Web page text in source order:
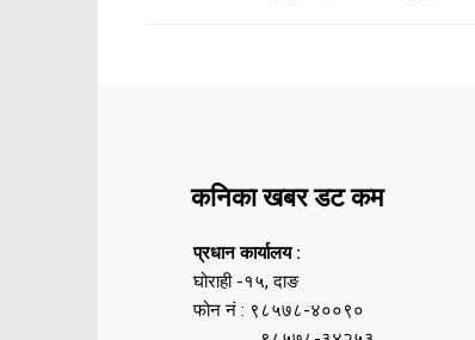
कनिका खबर डट कम
प्रधान कार्यालय :
घोराही -१५, दाङ
फोन नं : ९८५७८-४००९०